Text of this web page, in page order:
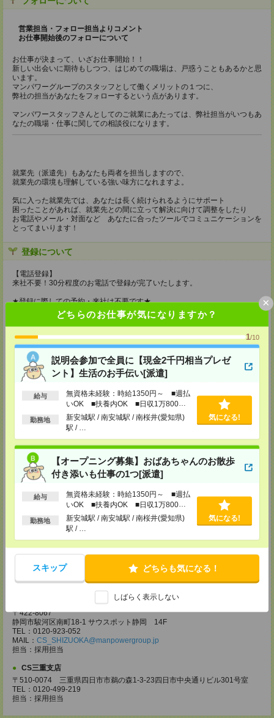
どちらのお仕事が気になりますか？
1/10
説明会参加で全員に【現金2千円相当プレゼ
ント】生活のお手伝い[派遣]
給与
無資格未経験：時給1350円～ ■週払
いOK ■扶養内OK ■日収1万800円
以上
勤務地
新安城駅 / 南安城駅 / 南桜井(愛知県)
駅 / …
気になる!
【オープニング募集】おばあちゃんのお散歩
付き添いも仕事の1つ[派遣]
給与
無資格未経験：時給1350円～ ■週払
いOK ■扶養内OK ■日収1万800円
以上
勤務地
新安城駅 / 南安城駅 / 南桜井(愛知県)
駅 / …
気になる!
スキップ どちらも気になる！
しばらく表示しない
×
営業担当・フォロー担当よりコメント
お仕事開始後のフォローについて
お仕事が決まって、いざお仕事開始！！
新しい出会いに期待もしつつ、はじめての職場は、戸惑うこともあるかと思
います。
マンパワーグループのスタッフとして働くメリットの１つに、
弊社の担当があなたをフォローするという点があります。
マンパワースタッフさんとしてのご就業にあたっては、弊社担当がいつもあ
なたの職場・仕事に関しての相談役になります。
就業先（派遣先）もあなたも両者を担当しますので、
就業先の環境も理解している強い味方になれますよ。
気に入った就業先では、あなたは長く続けられるようにサポート
困ったことがあれば、就業先との間に立って解決に向けて調整をしたり
お電話やメール・対面など あなたに合ったツールでコミュニケーションを
とってまいります！
登録について
【電話登録】
来社不要！30分程度のお電話で登録が完了いたします。
★登録に際しての予約・来社は不要です★
(1)WEB応募の場合
こちらからご連絡いたしますのでお待ちください。
ご応募頂いた後、案内メールをお送りしますので
内容をご確認ください。
(2)電話応募の場合
お時間のあるときにお電話にてご応募いただければ
その場で登録も可能です。
持ち物
【電話登録】
弊社HPよりマイページ作成をお願いします
電話での登録の際に、マイページ作成をいただいた旨をお伝えください。
所要時間
【電話登録】30分程度
・経験やご希望などをインタビュー
・お仕事のご紹介など
CS名古屋支店
〒460-0008
名古屋市中区栄 2-3-1 名古屋広小路ビルヂング 5F
TEL：0120-503-713
MAIL： CS_NAGOYA@manpowergroup.jp
担当：採用担当
〒422-8067
静岡市駿河区南町18-1 サウスポット静岡 14F
TEL：0120-923-052
MAIL： CS_SHIZUOKA@manpowergroup.jp
担当：採用担当
CS三重支店
〒510-0074 三重県四日市市鵜の森1-3-23四日市中央通りビル301号室
TEL：0120-499-219
担当：採用担当